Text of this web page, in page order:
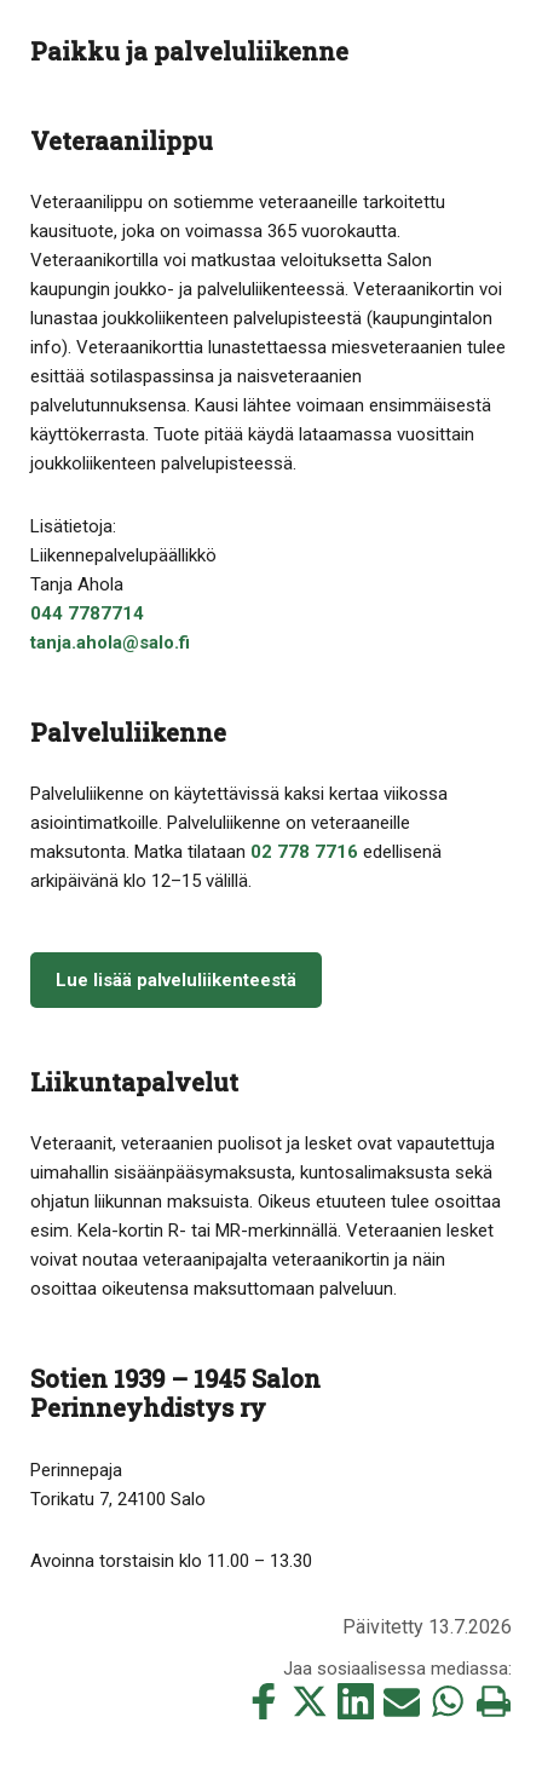
Paikku ja palveluliikenne
Veteraanilippu
Veteraanilippu on sotiemme veteraaneille tarkoitettu
kausituote, joka on voimassa 365 vuorokautta.
Veteraanikortilla voi matkustaa veloituksetta Salon
kaupungin joukko- ja palveluliikenteessä. Veteraanikortin voi
lunastaa joukkoliikenteen palvelupisteestä (kaupungintalon
info). Veteraanikorttia lunastettaessa miesveteraanien tulee
esittää sotilaspassinsa ja naisveteraanien
palvelutunnuksensa. Kausi lähtee voimaan ensimmäisestä
käyttökerrasta. Tuote pitää käydä lataamassa vuosittain
joukkoliikenteen palvelupisteessä.
Lisätietoja:
Liikennepalvelupäällikkö
Tanja Ahola
044 7787714
tanja.ahola@salo.fi
Palveluliikenne
Palveluliikenne on käytettävissä kaksi kertaa viikossa
asiointimatkoille. Palveluliikenne on veteraaneille
maksutonta. Matka tilataan 02 778 7716 edellisenä
arkipäivänä klo 12–15 välillä.
Lue lisää palveluliikenteestä
Liikuntapalvelut
Veteraanit, veteraanien puolisot ja lesket ovat vapautettuja
uimahallin sisäänpääsymaksusta, kuntosalimaksusta sekä
ohjatun liikunnan maksuista. Oikeus etuuteen tulee osoittaa
esim. Kela-kortin R- tai MR-merkinnällä. Veteraanien lesket
voivat noutaa veteraanipajalta veteraanikortin ja näin
osoittaa oikeutensa maksuttomaan palveluun.
Sotien 1939 – 1945 Salon
Perinneyhdistys ry
Perinnepaja
Torikatu 7, 24100 Salo
Avoinna torstaisin klo 11.00 – 13.30
Päivitetty 13.7.2026
Jaa sosiaalisessa mediassa:
Jaa
Jaa
Jaa
Jaa
Jaa
Tulosta